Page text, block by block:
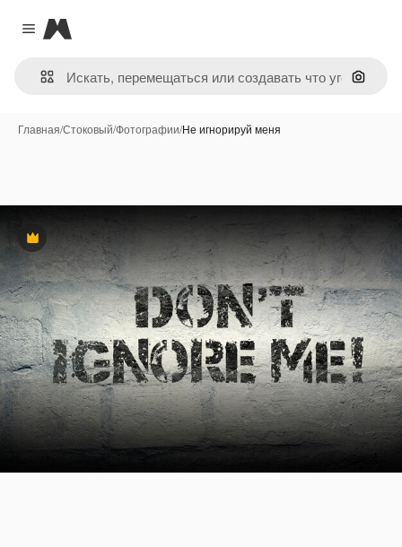
Close menu
Magnific
Поиск
Главная/Стоковый/Фотографии/Не игнорируй меня
Премиум